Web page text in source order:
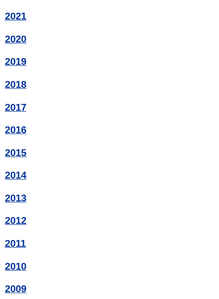
2021
2020
2019
2018
2017
2016
2015
2014
2013
2012
2011
2010
2009